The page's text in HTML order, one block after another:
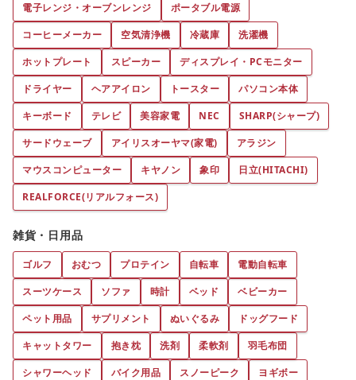
電子レンジ・オーブンレンジ
ポータブル電源
コーヒーメーカー
空気清浄機 冷蔵庫
洗濯機
ホットプレート
スピーカー
ディスプレイ・PCモニター
ドライヤー
ヘアアイロン トースター
パソコン本体
キーボード
テレビ 美容家電 NEC
SHARP(シャープ)
サードウェーブ
アイリスオーヤマ(家電)
アラジン
マウスコンピューター
キヤノン 象印
日立(HITACHI)
REALFORCE(リアルフォース)
雑貨・日用品
ゴルフ おむつ プロテイン 自転車
電動自転車
スーツケース
ソファ 時計 ベッド
ベビーカー
ペット用品
サプリメント ぬいぐるみ
ドッグフード
キャットタワー
抱き枕 洗剤 柔軟剤
羽毛布団
シャワーヘッド
バイク用品 スノーピーク
ヨギボー